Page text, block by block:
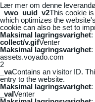
Lær mer om denne
_vwo_uuid_v2This cookie
which optimizes the
cookie can also be set to
Maksimal lagringsvarighet:
collect/v.gifVenter
Maksimal lagringsvarighet
assets.voyado.com
2
_vaContains an visitor ID.
entry to the website.
Maksimal lagringsvarighet:
_vaIVenter